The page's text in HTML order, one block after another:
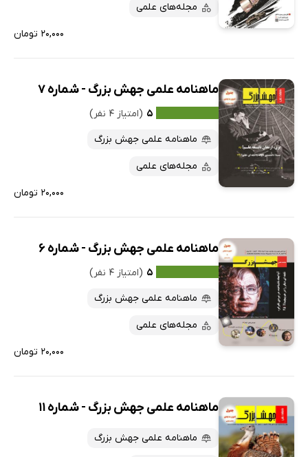
مجله‌های علمی
۲۰,۰۰۰ تومان
ماهنامه علمی جهش بزرگ - شماره 7
۵ (امتیاز ۴ نفر)
ماهنامه علمی جهش بزرگ
مجله‌های علمی
۲۰,۰۰۰ تومان
ماهنامه علمی جهش بزرگ - شماره 6
۵ (امتیاز ۴ نفر)
ماهنامه علمی جهش بزرگ
مجله‌های علمی
۲۰,۰۰۰ تومان
ماهنامه علمی جهش بزرگ - شماره 11
ماهنامه علمی جهش بزرگ